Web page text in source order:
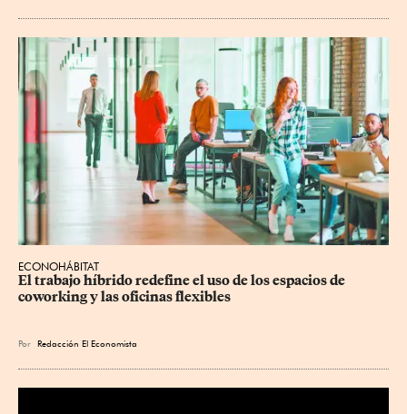
ECONOHÁBITAT
El trabajo híbrido redefine el uso de los espacios de
coworking y las oficinas flexibles
Por Redacción El Economista